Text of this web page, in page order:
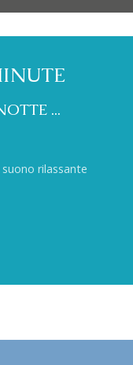
...
rilassante